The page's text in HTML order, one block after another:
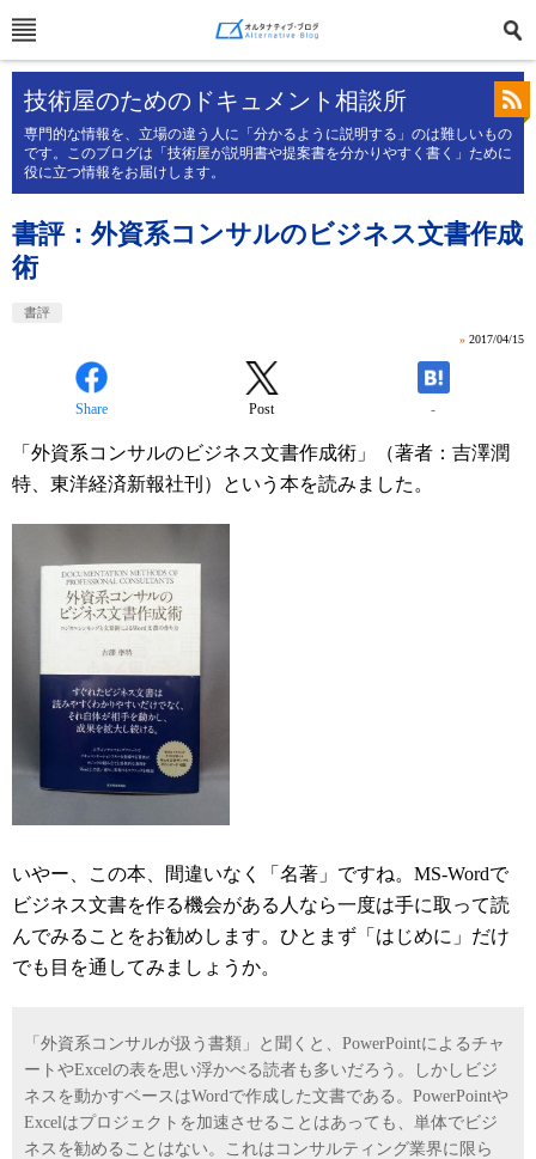
技術屋のためのドキュメント相談所
専門的な情報を、立場の違う人に「分かるように説明する」のは難しいもの
です。このブログは「技術屋が説明書や提案書を分かりやすく書く」ために
役に立つ情報をお届けします。
書評：外資系コンサルのビジネス文書作成
術
書評
» 2017/04/15
Share Post -
「外資系コンサルのビジネス文書作成術」（著者：吉澤潤
特、東洋経済新報社刊）という本を読みました。
いやー、この本、間違いなく「名著」ですね。MS-Wordで
ビジネス文書を作る機会がある人なら一度は手に取って読
んでみることをお勧めします。ひとまず「はじめに」だけ
でも目を通してみましょうか。
「外資系コンサルが扱う書類」と聞くと、PowerPointによるチャ
ートやExcelの表を思い浮かべる読者も多いだろう。しかしビジ
ネスを動かすベースはWordで作成した文書である。PowerPointや
Excelはプロジェクトを加速させることはあっても、単体でビジ
ネスを勧めることはない。これはコンサルティング業界に限ら